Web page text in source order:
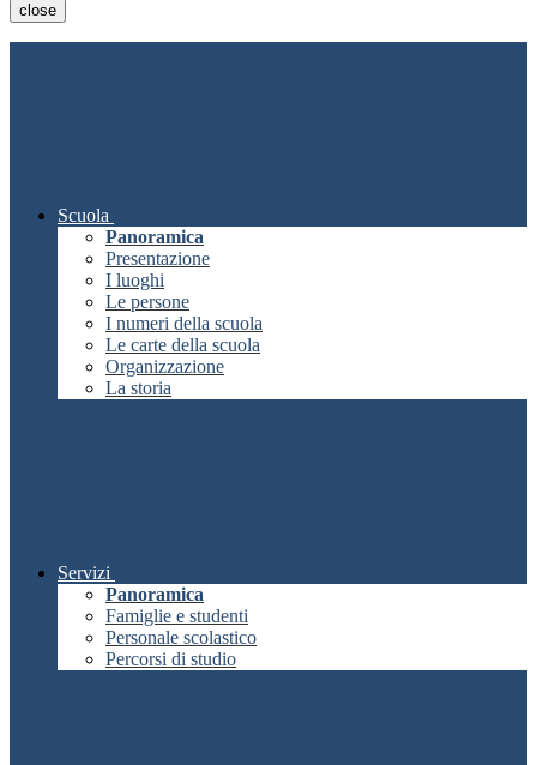
close
Scuola
Panoramica
Presentazione
I luoghi
Le persone
I numeri della scuola
Le carte della scuola
Organizzazione
La storia
Servizi
Panoramica
Famiglie e studenti
Personale scolastico
Percorsi di studio